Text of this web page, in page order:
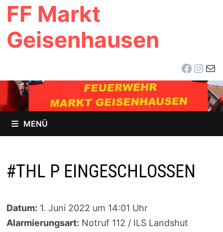
Zum
Inhalt
springen
FF Markt
Geisenhausen
E-
MENÜ
#THL P EINGESCHLOSSEN
Datum: 1. Juni 2022 um 14:01 Uhr
Alarmierungsart: Notruf 112 / ILS Landshut